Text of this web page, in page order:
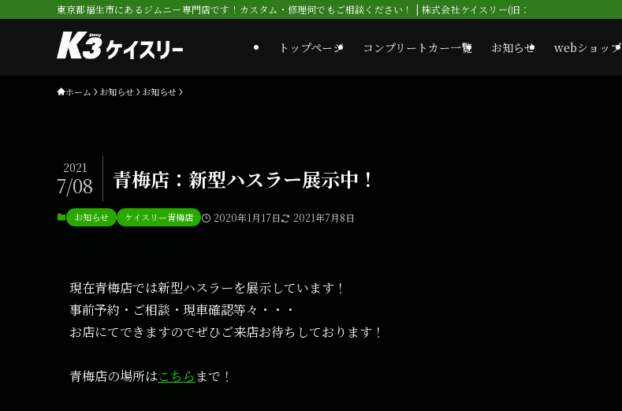
東京都福生市にあるジムニー専門店です！カスタム・修理何でもご相談ください！ | 株式会社ケイスリー(旧：コンドーオート)
トップページ コンプリートカー一覧 お知らせ webショップ
ホーム お知らせ お知らせ
青梅店：新型ハスラー展示中！
2021
7/08
お知らせ ケイスリー青梅店 2020年1月17日 2021年7月8日
現在青梅店では新型ハスラーを展示しています！
事前予約・ご相談・現車確認等々・・・
お店にてできますのでぜひご来店お待ちしております！
青梅店の場所はこちら まで！